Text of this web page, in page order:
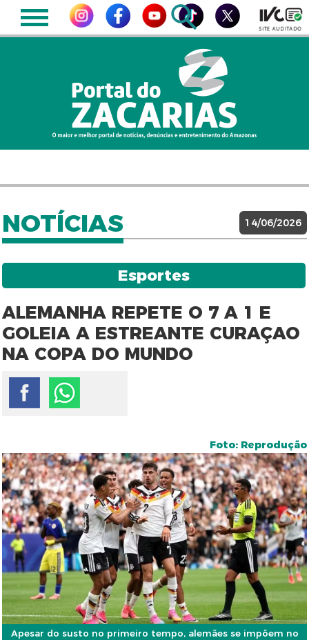
NOTÍCIAS 14/06/2026
Esportes
ALEMANHA REPETE O 7 A 1 E
GOLEIA A ESTREANTE CURAÇAO
NA COPA DO MUNDO
Foto: Reprodução
Apesar do susto no primeiro tempo, alemães se impõem no